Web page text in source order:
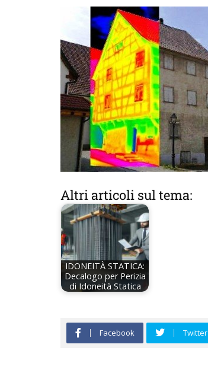
Altri articoli sul tema:
IDONEITÀ STATICA:
Decalogo per Perizia
di Idoneità Statica
Facebook Twitter